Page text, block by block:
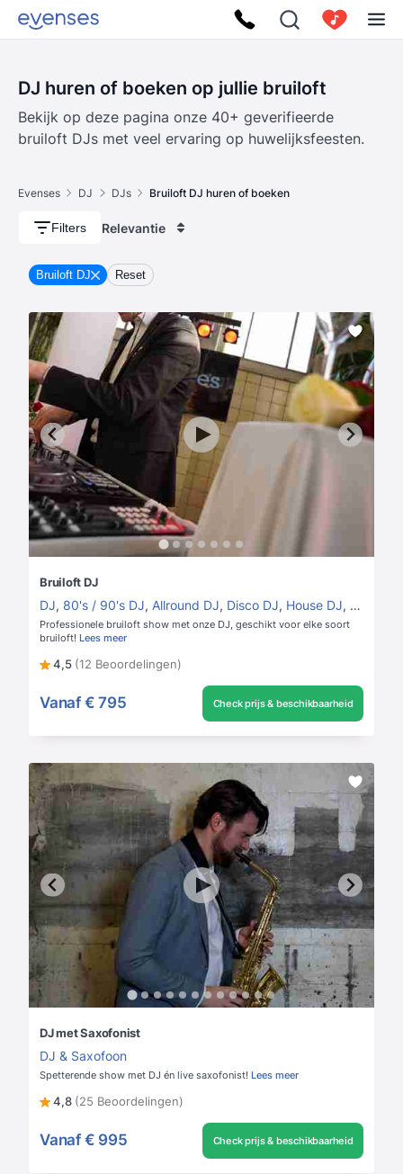
DJ huren of boeken op jullie bruiloft
Bekijk op deze pagina onze 40+ geverifieerde
bruiloft DJs met veel ervaring op huwelijksfeesten.
Evenses DJ DJs Bruiloft DJ huren of boeken
Filters Relevantie
Bruiloft DJ Reset
Bruiloft DJ
DJ, 80's / 90's DJ, Allround DJ, Disco DJ, House DJ,
Professionele bruiloft show met onze DJ, geschikt voor elke soort
bruiloft! Lees meer
4,5 (12 Beoordelingen)
Vanaf € 795 Check prijs & beschikbaarheid
DJ met Saxofonist
DJ & Saxofoon
Spetterende show met DJ én live saxofonist! Lees meer
4,8 (25 Beoordelingen)
Vanaf € 995 Check prijs & beschikbaarheid